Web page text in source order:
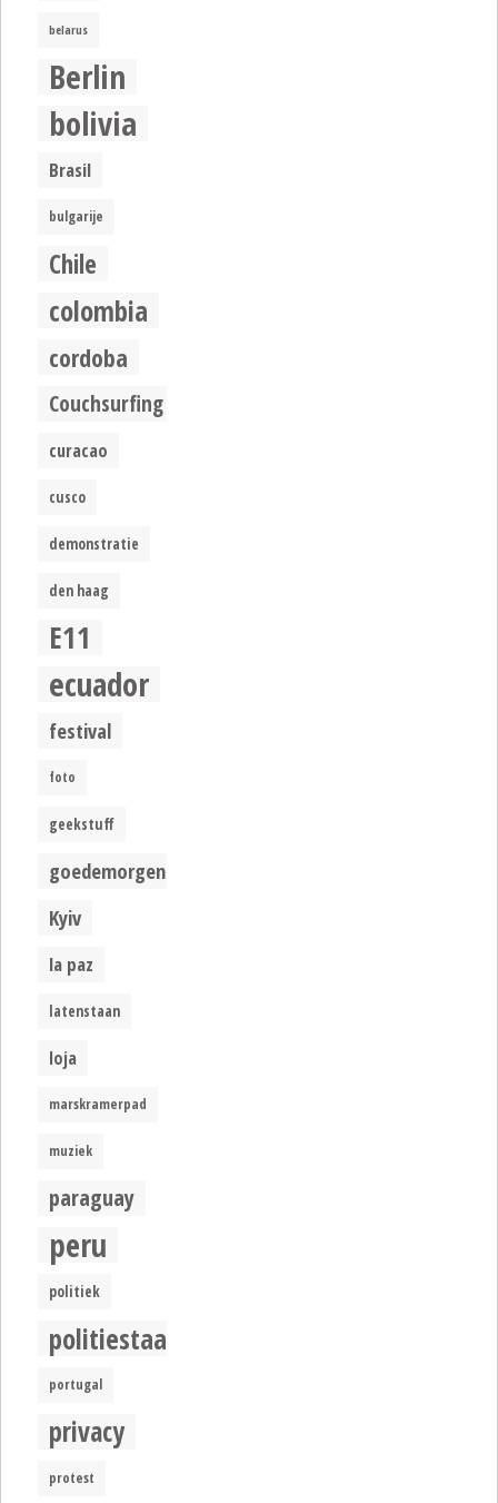
belarus
Berlin
bolivia
Brasil
bulgarije
Chile
colombia
cordoba
Couchsurfing
curacao
cusco
demonstratie
den haag
E11
ecuador
festival
foto
geekstuff
goedemorgen
Kyiv
la paz
latenstaan
loja
marskramerpad
muziek
paraguay
peru
politiek
politiestaat
portugal
privacy
protest